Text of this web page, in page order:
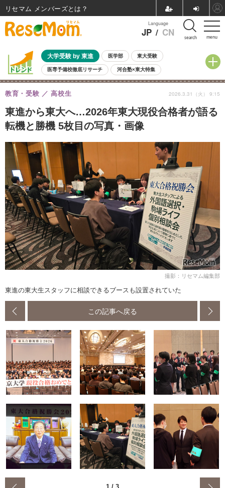
menu
Language
JP / CN search
大学受験 by 東進 医学部 東大受験
医専予備校徹底リサーチ 河合塾×東大特集
親子で考える大学選び 高校受験 中学受験 小学校受験
共通テスト 夏休み
8月開催イベント・WS 全国公立高校 過去問 人気記事
自由研究教材（小学生向け） 自由研究教材（中学生向け）
東進から東大へ…2026年東大現役合格者が語る
転機と勝機 5枚目の写真・画像
教育・受験 高校生 2026.3.31（火） 9:15
撮影：リセマム編集部
東進の東大生スタッフに相談できるブースも設置されていた
この記事へ戻る
リセマム メンバーズ